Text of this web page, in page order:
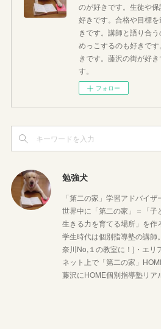
のが好きです。生徒や
好きです。合格や目標
きです。講師と語り合
めっこするのも好きで
きです。藤沢の街が好
す。
フォロー
勉強犬
「第二の家」学習アドバイザ
世界中に「第二の家」＝「子
生きる力を育てる場所」を作
学生時代は個別指導塾の講
奈川No,１の教室に！)・エリ
ネット上で「第二の家」
藤沢にHOME個別指導塾リア